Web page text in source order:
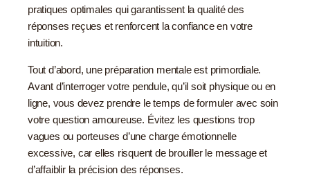
pratiques optimales qui garantissent la qualité des
réponses reçues et renforcent la confiance en votre
intuition.
Tout d’abord, une préparation mentale est primordiale.
Avant d’interroger votre pendule, qu’il soit physique ou en
ligne, vous devez prendre le temps de formuler avec soin
votre question amoureuse. Évitez les questions trop
vagues ou porteuses d’une charge émotionnelle
excessive, car elles risquent de brouiller le message et
d’affaiblir la précision des réponses.